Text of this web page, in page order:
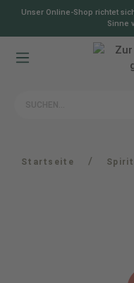
springen
Unser Online-Shop richtet
Sinne
Startseite /